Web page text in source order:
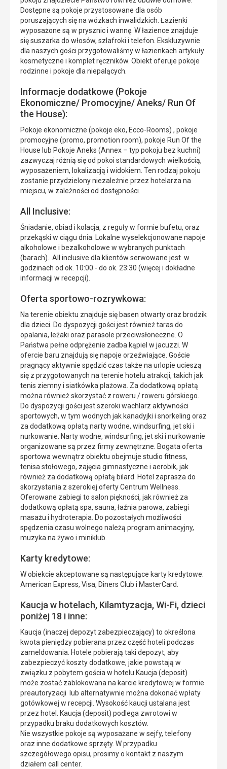
Dostępne są pokoje przystosowane dla osób
poruszających się na wózkach inwalidzkich. Łazienki
wyposażone są w prysznic i wannę. W łazience znajduje
się suszarka do włosów, szlafroki i telefon. Ekskluzywnie
dla naszych gości przygotowaliśmy w łazienkach artykuły
kosmetyczne i komplet ręczników. Obiekt oferuje pokoje
rodzinne i pokoje dla niepalących.
Informacje dodatkowe (Pokoje
Ekonomiczne/ Promocyjne/ Aneks/ Run Of
the House):
Pokoje ekonomiczne (pokoje eko, Ecco-Rooms) , pokoje
promocyjne (promo, promotion room), pokoje Run Of the
House lub Pokoje Aneks (Annex – typ pokoju bez kuchni)
zazwyczaj różnią się od pokoi standardowych wielkością,
wyposażeniem, lokalizacją i widokiem. Ten rodzaj pokoju
zostanie przydzielony niezależnie przez hotelarza na
miejscu, w zależności od dostępności.
All Inclusive:
Śniadanie, obiad i kolacja, z reguły w formie bufetu, oraz
przekąski w ciągu dnia. Lokalne wyselekcjonowane napoje
alkoholowe i bezalkoholowe w wybranych punktach
(barach). All inclusive dla klientów serwowane jest w
godzinach od ok. 10:00 - do ok. 23:30 (więcej i dokładne
informacji w recepcji).
Oferta sportowo-rozrywkowa:
Na terenie obiektu znajduje się basen otwarty oraz brodzik
dla dzieci. Do dyspozycji gości jest również taras do
opalania, leżaki oraz parasole przeciwsłoneczne. O
Państwa pełne odprężenie zadba kąpiel w jacuzzi. W
ofercie baru znajdują się napoje orzeźwiające. Goście
pragnący aktywnie spędzić czas także na urlopie ucieszą
się z przygotowanych na terenie hotelu atrakcji, takich jak
tenis ziemny i siatkówka plażowa. Za dodatkową opłatą
można również skorzystać z roweru / roweru górskiego.
Do dyspozycji gości jest szeroki wachlarz aktywności
sportowych, w tym wodnych jak kanadyjki i snorkeling oraz
za dodatkową opłatą narty wodne, windsurfing, jet ski i
nurkowanie. Narty wodne, windsurfing, jet ski i nurkowanie
organizowane są przez firmy zewnętrzne. Bogata oferta
sportowa wewnątrz obiektu obejmuje studio fitness,
tenisa stołowego, zajęcia gimnastyczne i aerobik, jak
również za dodatkową opłatą bilard. Hotel zaprasza do
skorzystania z szerokiej oferty Centrum Wellness.
Oferowane zabiegi to salon piękności, jak również za
dodatkową opłatą spa, sauna, łaźnia parowa, zabiegi
masażu i hydroterapia. Do pozostałych możliwości
spędzenia czasu wolnego należą program animacyjny,
muzyka na żywo i miniklub.
Karty kredytowe:
W obiekcie akceptowane są następujące karty kredytowe:
American Express, Visa, Diners Club i MasterCard.
Kaucja w hotelach, Kilamtyzacja, Wi-Fi, dzieci
poniżej 18 i inne:
Kaucja (inaczej depozyt zabezpieczający) to określona
kwota pieniędzy pobierana przez część hoteli podczas
zameldowania. Hotele pobierają taki depozyt, aby
zabezpieczyć koszty dodatkowe, jakie powstają w
związku z pobytem gościa w hotelu.Kaucja (deposit)
może zostać zablokowana na karcie kredytowej w formie
preautoryzacji lub alternatywnie można dokonać wpłaty
gotówkowej w recepcji. Wysokość kaucji ustalana jest
przez hotel. Kaucja (deposit) podlega zwrotowi w
przypadku braku dodatkowych kosztów.
Nie wszystkie pokoje są wyposażane w sejfy, telefony
oraz inne dodatkowe sprzęty. W przypadku
szczegółowego opisu, prosimy o kontakt z naszym
działem call center.